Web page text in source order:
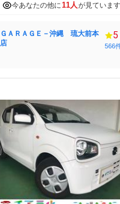
今あなたの他に11人が見ています
ＧＡＲＡＧＥ－沖縄 琉大前本
店
5
566